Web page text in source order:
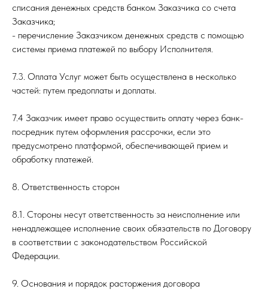
списания денежных средств банком Заказчика со счета
Заказчика;
- перечисление Заказчиком денежных средств с помощью
системы приема платежей по выбору Исполнителя.
7.3. Оплата Услуг может быть осуществлена в несколько
частей: путем предоплаты и доплаты.
7.4 Заказчик имеет право осуществить оплату через банк-
посредник путем оформления рассрочки, если это
предусмотрено платформой, обеспечивающей прием и
обработку платежей.
8. Ответственность сторон
8.1. Стороны несут ответственность за неисполнение или
ненадлежащее исполнение своих обязательств по Договору
в соответствии с законодательством Российской
Федерации.
9. Основания и порядок расторжения договора